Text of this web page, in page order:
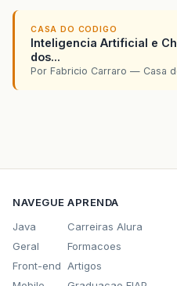
CASA DO CODIGO
Inteligencia Artificial e
dos...
Por Fabricio Carraro — Casa
NAVEGUE
Java
Geral
Front-end
APRENDA
Carreiras Alura
Formacoes
Artigos